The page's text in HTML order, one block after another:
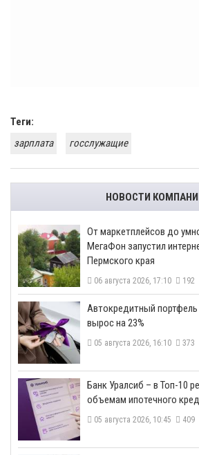
Теги:
зарплата
госслужащие
НОВОСТИ
От маркетплейсов до
МегаФон запустил
Пермского края
06 августа 2026, 17:10 192
​Автокредитный портфель
вырос на 23%
05 августа 2026, 16:10 373
​Банк Уралсиб – в Топ-10
объемам ипотечного
05 августа 2026, 10:45 409